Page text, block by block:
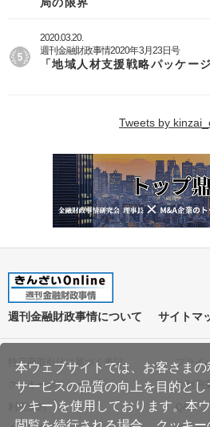
本ウェブサイトでは、お客さま
サービスの品質の向上を目的とし
ッキー)を使用しております。本
2020.03.20.
週刊金融財政事情2020年3月23日号
「地域人材支援戦略パッケー
Tweets by
週刊金融財政事情について サイトマ
特定商取引法に基づく表記
プライ
クッキーポリシー
ご利用
利用規約
Q&A